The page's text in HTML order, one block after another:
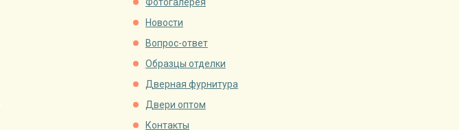
Фотогалерея
Новости
Вопрос-ответ
Образцы отделки
Дверная фурнитура
Двери оптом
Контакты